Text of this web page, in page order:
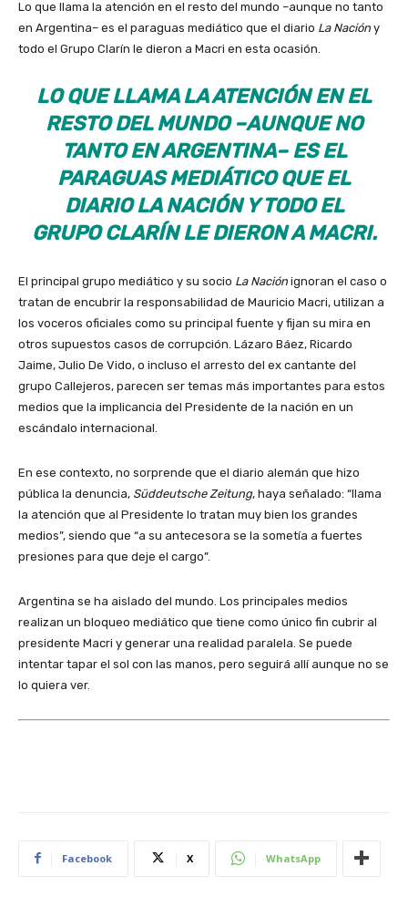
Lo que llama la atención en el resto del mundo –aunque no tanto
en Argentina– es el paraguas mediático que el diario La Nación y
todo el Grupo Clarín le dieron a Macri en esta ocasión.
LO QUE LLAMA LA ATENCIÓN EN EL
RESTO DEL MUNDO –AUNQUE NO
TANTO EN ARGENTINA–ES EL
PARAGUAS MEDIÁTICO QUE EL
DIARIO LA NACIÓN Y TODO EL
GRUPO CLARÍN LE DIERON A MACRI.
El principal grupo mediático y su socio La Nación ignoran el caso o
tratan de encubrir la responsabilidad de Mauricio Macri, utilizan a
los voceros oficiales como su principal fuente y fijan su mira en
otros supuestos casos de corrupción. Lázaro Báez, Ricardo
Jaime, Julio De Vido, o incluso el arresto del ex cantante del
grupo Callejeros, parecen ser temas más importantes para estos
medios que la implicancia del Presidente de la nación en un
escándalo internacional.
En ese contexto, no sorprende que el diario alemán que hizo
pública la denuncia, Süddeutsche Zeitung, haya señalado: “llama
la atención que al Presidente lo tratan muy bien los grandes
medios”, siendo que “a su antecesora se la sometía a fuertes
presiones para que deje el cargo”.
Argentina se ha aislado del mundo. Los principales medios
realizan un bloqueo mediático que tiene como único fin cubrir al
presidente Macri y generar una realidad paralela. Se puede
intentar tapar el sol con las manos, pero seguirá allí aunque no se
lo quiera ver.
Facebook X WhatsApp